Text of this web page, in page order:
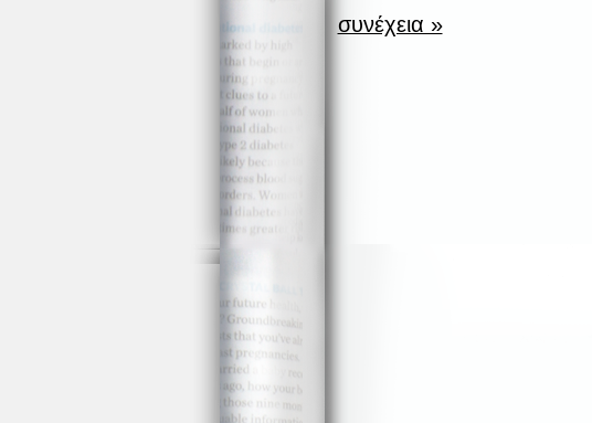
συνέχεια »